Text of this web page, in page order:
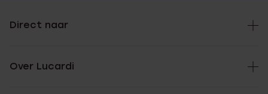
Direct naar
Over Lucardi